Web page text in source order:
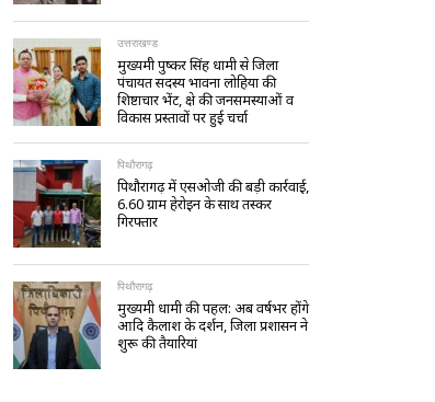
उत्तराखण्ड
मुख्यमंत्री पुष्कर सिंह धामी से जिला
पंचायत सदस्य भावना लोहिया की
शिष्टाचार भेंट, क्षेत्र की जनसमस्याओं व
विकास प्रस्तावों पर हुई चर्चा
पिथौरागढ़
पिथौरागढ़ में एसओजी की बड़ी कार्रवाई,
6.60 ग्राम हेरोइन के साथ तस्कर
गिरफ्तार
पिथौरागढ़
मुख्यमंत्री धामी की पहल: अब वर्षभर होंगे
आदि कैलाश के दर्शन, जिला प्रशासन ने
शुरू की तैयारियां